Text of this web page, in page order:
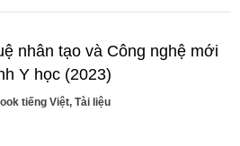
nhân tạo và Công nghệ mới
Y học (2023)
tiếng Việt, Tài liệu